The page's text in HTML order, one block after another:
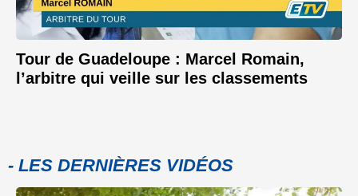
Tour de Guadeloupe : Marcel Romain,
l’arbitre qui veille sur les classements
- LES DERNIÈRES VIDÉOS